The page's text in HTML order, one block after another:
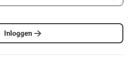
Inloggen